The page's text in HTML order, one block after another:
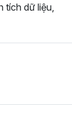
tích dữ liệu,